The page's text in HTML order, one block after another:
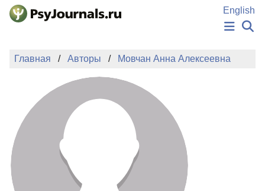
Перейти к основному содержанию
English
НОВОСТИ
АВТОРЫ
ПОДАТЬ РУКОПИСЬ
БАЗА ЗНАНИЙ
КЛЮЧЕВЫЕ СЛОВА
Регистрация
Главная Авторы Мовчан Анна Алексеевна